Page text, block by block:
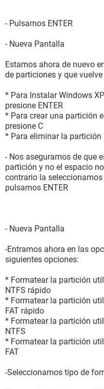
- Pulsamos ENTER
- Nueva Pantalla
Estamos ahora de nuevo
de particiones y que
* Para Instalar Windows
presione ENTER
* Para crear una partición
presione C
* Para eliminar la partición
- Nos aseguramos de que
partición y no el espacio
contrario la
pulsamos ENTER
- Nueva Pantalla
-Entramos ahora en las
siguientes opciones:
* Formatear la partición
NTFS rápido
* Formatear la partición
FAT rápido
* Formatear la partición
NTFS
* Formatear la partición
FAT
-Seleccionamos tipo de